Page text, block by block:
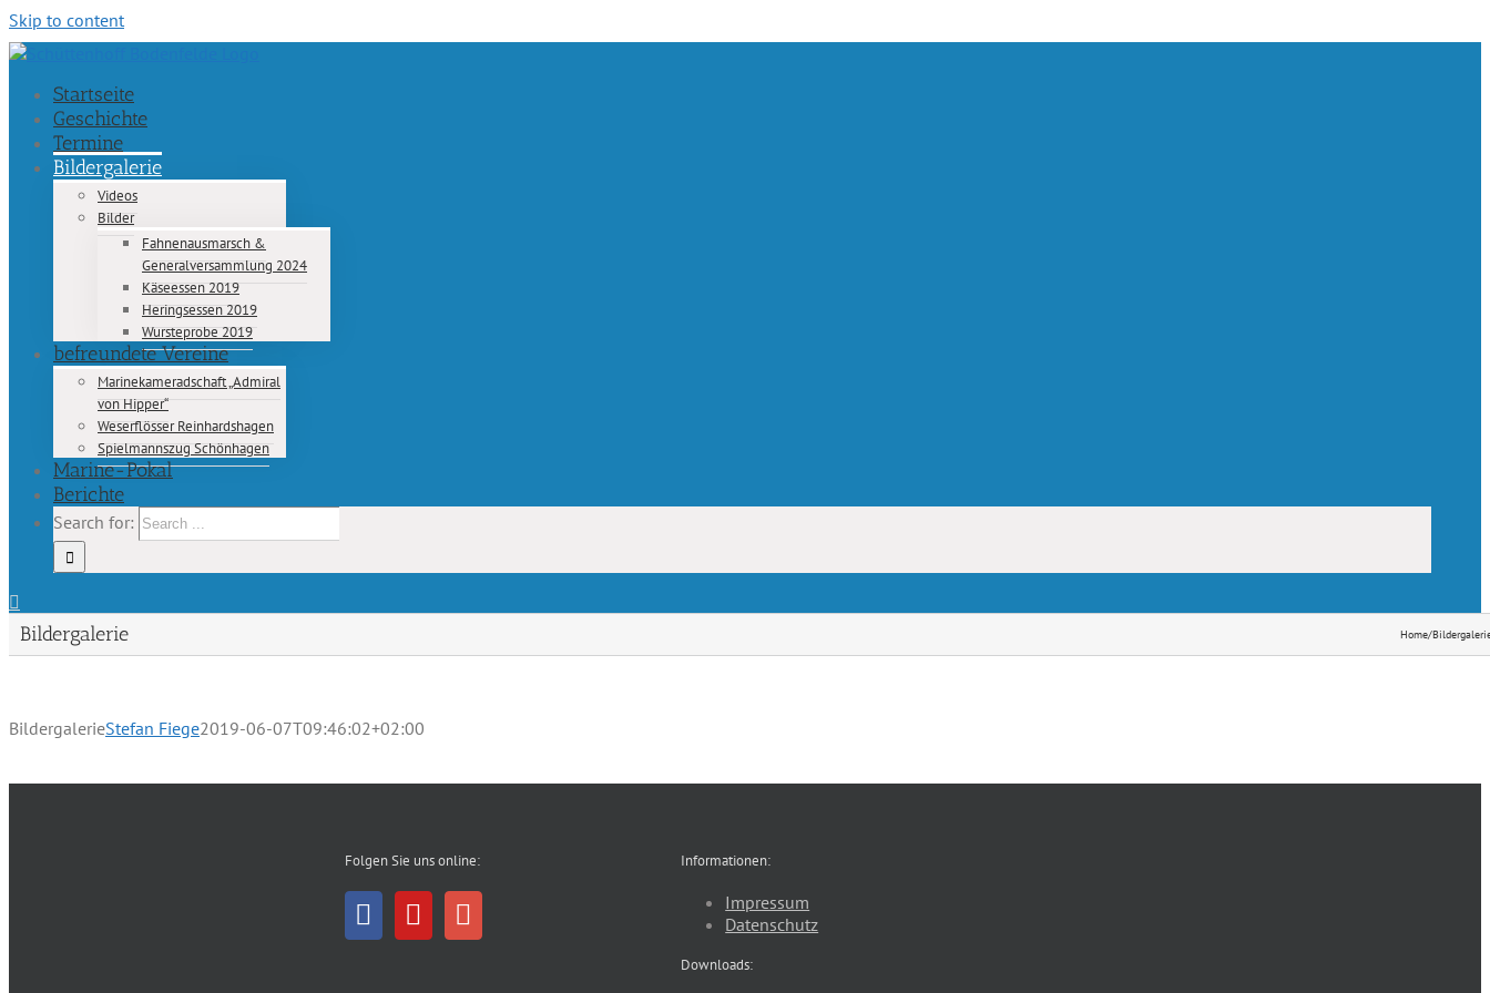
Skip to content
Startseite
Geschichte
Termine
Bildergalerie
Videos
Bilder
Fahnenausmarsch &
Generalversammlung 2024
Käseessen 2019
Heringsessen 2019
Wursteprobe 2019
befreundete Vereine
Marinekameradschaft „Admiral
von Hipper“
Weserflösser Reinhardshagen
Spielmannszug Schönhagen
Marine-Pokal
Berichte
Search for:
Bildergalerie Home/
BildergalerieStefan Fiege2019-06-07T09:46:02+02:00
Folgen Sie uns online: Informationen:
Impressum
Datenschutz
Downloads: